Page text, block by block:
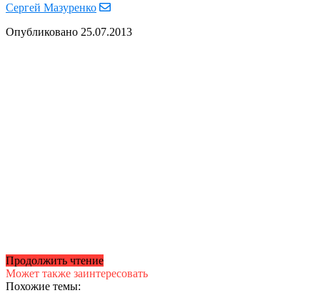
Сергей Мазуренко
Опубликовано 25.07.2013
Продолжить чтение
Может также заинтересовать
Похожие темы: